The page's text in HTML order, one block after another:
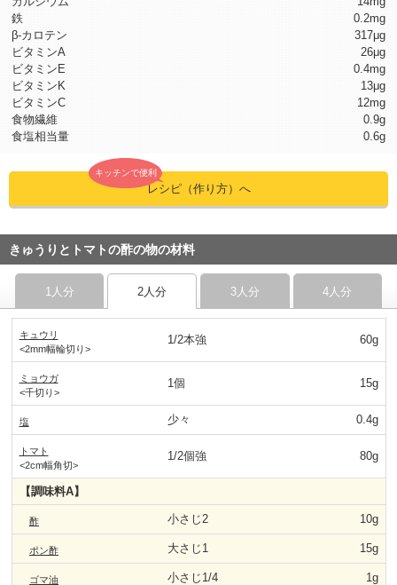
鉄
0.2mg
β-カロテン
317μg
ビタミンA
26μg
ビタミンE
0.4mg
ビタミンK
13μg
ビタミンC
12mg
食物繊維
0.9g
食塩相当量
0.6g
キッチンで便利
レシピ（作り方）へ
きゅうりとトマトの酢の物の材料
1人分 2人分 3人分 4人分
キュウリ
<2mm幅輪切り>
1/2本強 60g
ミョウガ
<千切り>
1個 15g
塩 少々 0.4g
トマト
<2cm幅角切>
1/2個強 80g
【調味料A】
酢 小さじ2 10g
ポン酢 大さじ1 15g
ゴマ油 小さじ1/4 1g